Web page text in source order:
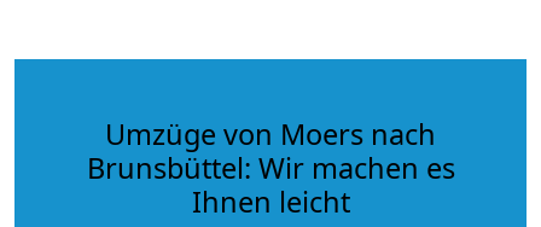
Umzüge von Moers nach
Brunsbüttel: Wir machen es
Ihnen leicht